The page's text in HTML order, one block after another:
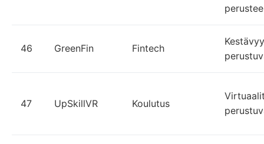
46 GreenFin Fintech
47 UpSkillVR Koulutus